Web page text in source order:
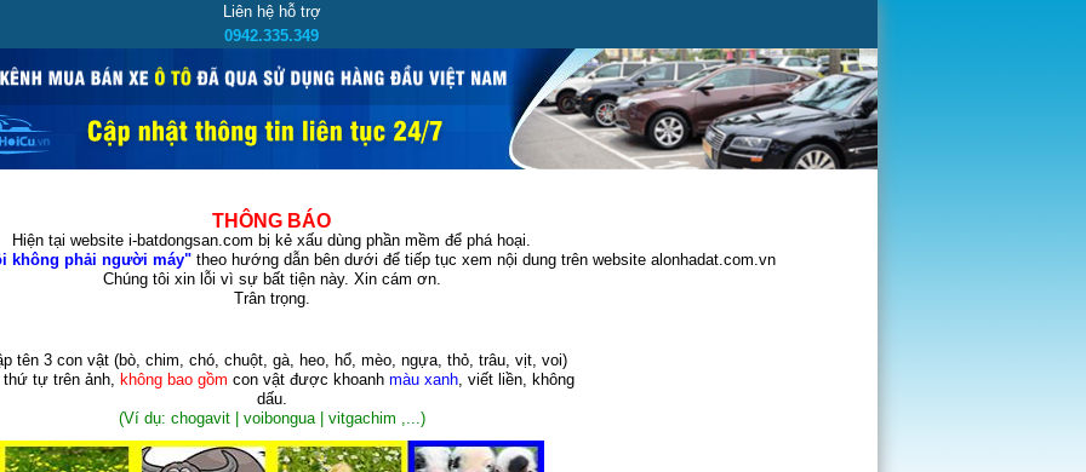
Liên hệ hỗ trợ
0942.335.349
THÔNG BÁO
Hiện tại website i-batdongsan.com bị kẻ xấu dùng phần mềm để phá hoại.
không phải người máy"theo hướng dẫn bên dưới để tiếp tục xem nội dung trên website alonhadat.com.vn
Chúng tôi xin lỗi vì sự bất tiện này. Xin cám ơn.
Trân trọng.
tên 3 con vật (bò, chim, chó, chuột, gà, heo, hổ, mèo, ngựa, thỏ, trâu, vịt, voi)
thứ tự trên ảnh, không bao gồm con vật được khoanh màu xanh, viết liền, không
dấu.
(Ví dụ: chogavit | voibongua | vitgachim ,...)